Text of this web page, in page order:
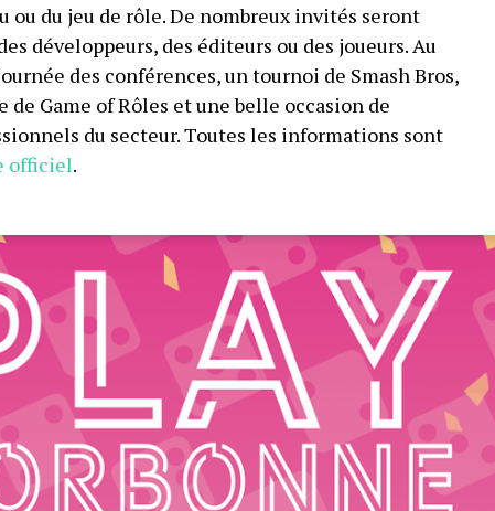
ou du jeu de rôle. De nombreux invités seront
développeurs, des éditeurs ou des joueurs. Au
des conférences, un tournoi de Smash Bros,
Game of Rôles et une belle occasion de
du secteur. Toutes les informations sont
officiel.